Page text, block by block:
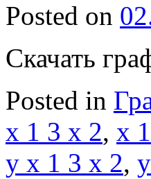
Posted on
Скачать
Posted in
x 1 3 x 2, x
y x 1 3 x 2,